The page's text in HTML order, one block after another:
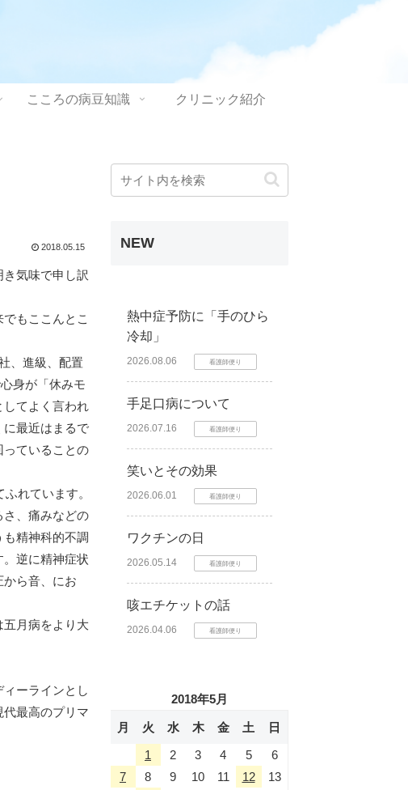
こころの病豆知識 クリニック紹介
2018.05.15
気味で申し訳
もここんとこ
、進級、配置
身が「休みモ
てよく言われ
最近はまるで
ていることの
れています。
、痛みなどの
精神科的不調
逆に精神症状
ら音、にお
月病をより大
ーラインとし
最高のプリマ
NEW
熱中症予防に「手のひら
冷却」
2026.08.06 看護師便り
手足口病について
2026.07.16 看護師便り
笑いとその効果
2026.06.01 看護師便り
ワクチンの日
2026.05.14 看護師便り
咳エチケットの話
2026.04.06 看護師便り
2018年5月
月 火 水 木 金 土
日
1
2 3 4 5
6
7
8 9 10 11 12
13